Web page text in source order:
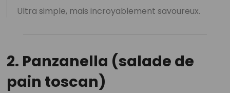
Ultra simple, mais incroyablement savoureux.
2. Panzanella (salade de
pain toscan)